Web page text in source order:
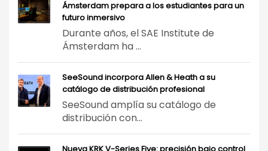
Ámsterdam prepara a los estudiantes para un
futuro inmersivo
Durante años, el SAE Institute de
Ámsterdam ha ...
SeeSound incorpora Allen & Heath a su
catálogo de distribución profesional
SeeSound amplía su catálogo de
distribución con...